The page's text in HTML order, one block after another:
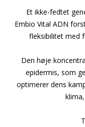
Et ikke-fedtet
Embio Vital ADN
fleksibilitet med
Den høje
epidermis, som
optimerer dens